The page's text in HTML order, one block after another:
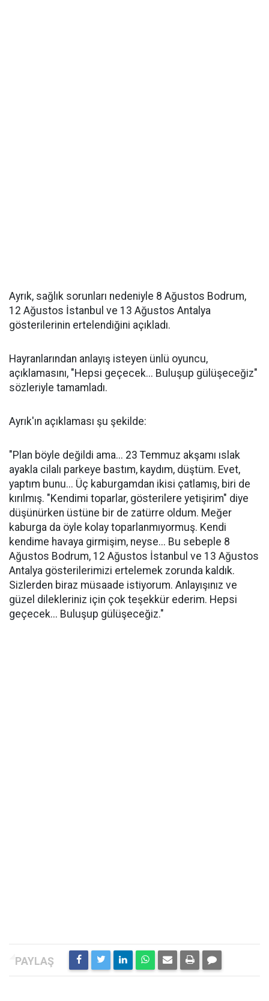
Ayrık, sağlık sorunları nedeniyle 8 Ağustos Bodrum,
12 Ağustos İstanbul ve 13 Ağustos Antalya
gösterilerinin ertelendiğini açıkladı.
Hayranlarından anlayış isteyen ünlü oyuncu,
açıklamasını, "Hepsi geçecek... Buluşup gülüşeceğiz"
sözleriyle tamamladı.
Ayrık'ın açıklaması şu şekilde:
"Plan böyle değildi ama... 23 Temmuz akşamı ıslak
ayakla cilalı parkeye bastım, kaydım, düştüm. Evet,
yaptım bunu... Üç kaburgamdan ikisi çatlamış, biri de
kırılmış. "Kendimi toparlar, gösterilere yetişirim" diye
düşünürken üstüne bir de zatürre oldum. Meğer
kaburga da öyle kolay toparlanmıyormuş. Kendi
kendime havaya girmişim, neyse... Bu sebeple 8
Ağustos Bodrum, 12 Ağustos İstanbul ve 13 Ağustos
Antalya gösterilerimizi ertelemek zorunda kaldık.
Sizlerden biraz müsaade istiyorum. Anlayışınız ve
güzel dilekleriniz için çok teşekkür ederim. Hepsi
geçecek... Buluşup gülüşeceğiz."